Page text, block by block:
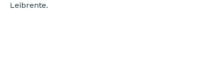
Leibrente.